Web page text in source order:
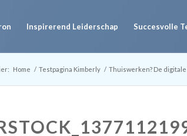
Inspirerend Leiderschap Succesvolle
Home / Testpagina Kimberly / Thuiswerken? De